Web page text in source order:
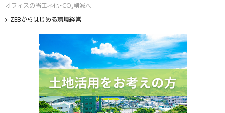
オフィスの省エネ化・CO₂削減へ
ZEBからはじめる環境経営